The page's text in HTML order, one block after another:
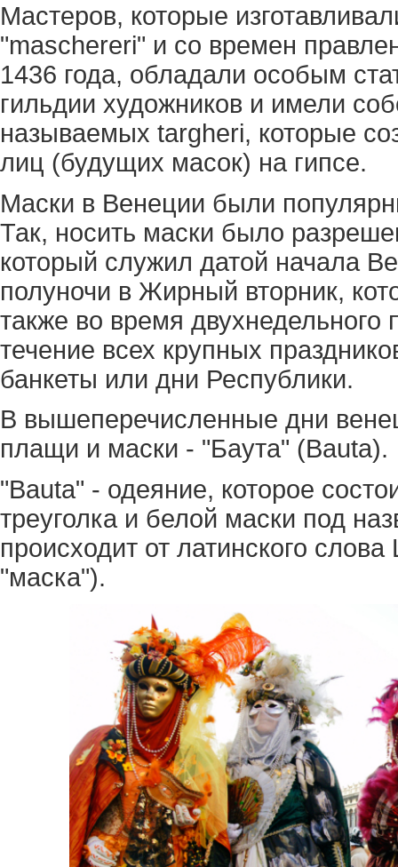
Мастеров, которые
"maschereri" и со времен
1436 года, обладали особым
гильдии художников и имели
называемых targheri, которые
лиц (будущих масок) на гипсе.
Маски в Венеции были
Так, носить маски было
который служил датой начала
полуночи в Жирный вторник,
также во время двухнедельного
течение всех крупных
банкеты или дни Республики.
В вышеперечисленные дни
плащи и маски - "Баута" (Bauta).
"Bauta" - одеяние, которое
треуголка и белой маски под
происходит от латинского
"маска").